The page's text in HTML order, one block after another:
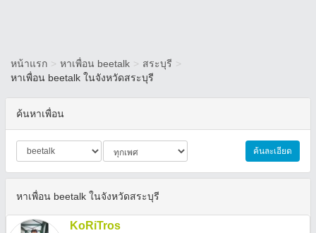
หน้าแรก > หาเพื่อน beetalk > สระบุรี >
หาเพื่อน beetalk ในจังหวัดสระบุรี
ค้นหาเพื่อน
ค้นละเอียด
หาเพื่อน beetalk ในจังหวัดสระบุรี
KoRiTros